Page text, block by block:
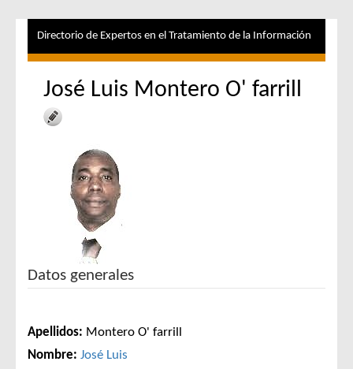
Directorio de Expertos en el Tratamiento de la Información
José Luis Montero O' farrill
Datos generales
Apellidos: Montero O' farrill
Nombre: José Luis